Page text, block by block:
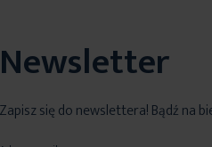
Newsletter
Zapisz się do newslettera! Bądź na